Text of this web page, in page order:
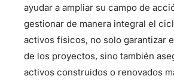
ayudar a ampliar su campo de
gestionar de manera integral el
activos físicos, no solo garantizar
de los proyectos, sino también
activos construidos o renovados